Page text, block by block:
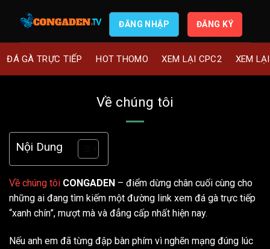
ĐĂNG NHẬP ĐĂNG KÝ
ĐÁ GÀ TRỰC TIẾP HOT THOMO XEM LẠI CPC2 XEM
Về chúng tôi
Nội Dung
Về chúng tôi CONGADEN – điểm dừng chân cuối cùng cho
những ai đang tìm kiếm một đường link xem đá gà trực tiếp
“xanh chín”, mượt mà và đẳng cấp nhất hiện nay.
Nếu anh em đã từng đập bàn phím vì nghẽn mạng đúng lúc